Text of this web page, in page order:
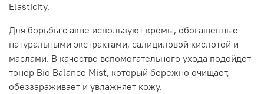
Elasticity.
Для борьбы с акне используют кремы, обогащенные
натуральными экстрактами, салициловой кислотой и
маслами. В качестве вспомогательного ухода подойдет
тонер Bio Balance Mist, который бережно очищает,
обеззараживает и увлажняет кожу.